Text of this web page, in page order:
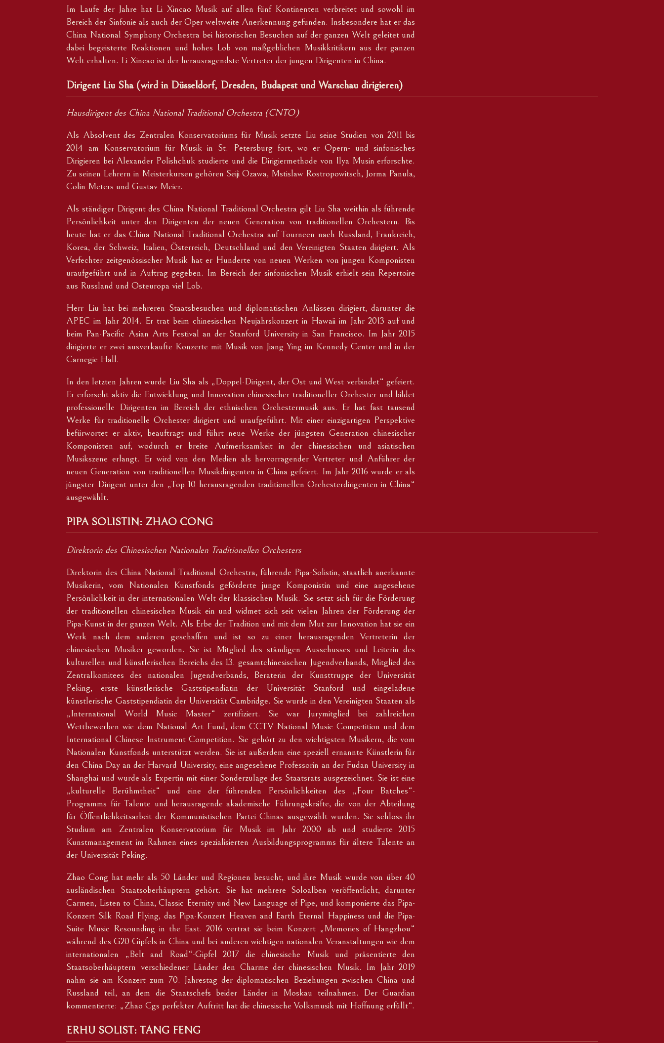
Im Laufe der Jahre hat Li Xincao Musik auf allen fünf Kontinenten verbreitet und sowohl im
Bereich der Sinfonie als auch der Oper weltweite Anerkennung gefunden. Insbesondere hat er das
China National Symphony Orchestra bei historischen Besuchen auf der ganzen Welt geleitet und
dabei begeisterte Reaktionen und hohes Lob von maßgeblichen Musikkritikern aus der ganzen
Welt erhalten. Li Xincao ist der herausragendste Vertreter der jungen Dirigenten in China.
Dirigent Liu Sha (wird in Düsseldorf, Dresden, Budapest und Warschau dirigieren)
Hausdirigent des China National Traditional Orchestra (CNTO)
Als Absolvent des Zentralen Konservatoriums für Musik setzte Liu seine Studien von 2011 bis
2014 am Konservatorium für Musik in St. Petersburg fort, wo er Opern- und sinfonisches
Dirigieren bei Alexander Polishchuk studierte und die Dirigiermethode von Ilya Musin erforschte.
Zu seinen Lehrern in Meisterkursen gehören Seiji Ozawa, Mstislaw Rostropowitsch, Jorma Panula,
Colin Meters und Gustav Meier.
Als ständiger Dirigent des China National Traditional Orchestra gilt Liu Sha weithin als führende
Persönlichkeit unter den Dirigenten der neuen Generation von traditionellen Orchestern. Bis
heute hat er das China National Traditional Orchestra auf Tourneen nach Russland, Frankreich,
Korea, der Schweiz, Italien, Österreich, Deutschland und den Vereinigten Staaten dirigiert. Als
Verfechter zeitgenössischer Musik hat er Hunderte von neuen Werken von jungen Komponisten
uraufgeführt und in Auftrag gegeben. Im Bereich der sinfonischen Musik erhielt sein Repertoire
aus Russland und Osteuropa viel Lob.
Herr Liu hat bei mehreren Staatsbesuchen und diplomatischen Anlässen dirigiert, darunter die
APEC im Jahr 2014. Er trat beim chinesischen Neujahrskonzert in Hawaii im Jahr 2013 auf und
beim Pan-Pacific Asian Arts Festival an der Stanford University in San Francisco. Im Jahr 2015
dirigierte er zwei ausverkaufte Konzerte mit Musik von Jiang Ying im Kennedy Center und in der
Carnegie Hall.
In den letzten Jahren wurde Liu Sha als „Doppel-Dirigent, der Ost und West verbindet“ gefeiert.
Er erforscht aktiv die Entwicklung und Innovation chinesischer traditioneller Orchester und bildet
professionelle Dirigenten im Bereich der ethnischen Orchestermusik aus. Er hat fast tausend
Werke für traditionelle Orchester dirigiert und uraufgeführt. Mit einer einzigartigen Perspektive
befürwortet er aktiv, beauftragt und führt neue Werke der jüngsten Generation chinesischer
Komponisten auf, wodurch er breite Aufmerksamkeit in der chinesischen und asiatischen
Musikszene erlangt. Er wird von den Medien als hervorragender Vertreter und Anführer der
neuen Generation von traditionellen Musikdirigenten in China gefeiert. Im Jahr 2016 wurde er als
jüngster Dirigent unter den „Top 10 herausragenden traditionellen Orchesterdirigenten in China“
ausgewählt.
PIPA SOLISTIN: ZHAO CONG
Direktorin des Chinesischen Nationalen Traditionellen Orchesters
Direktorin des China National Traditional Orchestra, führende Pipa-Solistin, staatlich anerkannte
Musikerin, vom Nationalen Kunstfonds geförderte junge Komponistin und eine angesehene
Persönlichkeit in der internationalen Welt der klassischen Musik. Sie setzt sich für die Förderung
der traditionellen chinesischen Musik ein und widmet sich seit vielen Jahren der Förderung der
Pipa-Kunst in der ganzen Welt. Als Erbe der Tradition und mit dem Mut zur Innovation hat sie ein
Werk nach dem anderen geschaffen und ist so zu einer herausragenden Vertreterin der
chinesischen Musiker geworden. Sie ist Mitglied des ständigen Ausschusses und Leiterin des
kulturellen und künstlerischen Bereichs des 13. gesamtchinesischen Jugendverbands, Mitglied des
Zentralkomitees des nationalen Jugendverbands, Beraterin der Kunsttruppe der Universität
Peking, erste künstlerische Gaststipendiatin der Universität Stanford und eingeladene
künstlerische Gaststipendiatin der Universität Cambridge. Sie wurde in den Vereinigten Staaten als
„International World Music Master“ zertifiziert. Sie war Jurymitglied bei zahlreichen
Wettbewerben wie dem National Art Fund, dem CCTV National Music Competition und dem
International Chinese Instrument Competition. Sie gehört zu den wichtigsten Musikern, die vom
Nationalen Kunstfonds unterstützt werden. Sie ist außerdem eine speziell ernannte Künstlerin für
den China Day an der Harvard University, eine angesehene Professorin an der Fudan University in
Shanghai und wurde als Expertin mit einer Sonderzulage des Staatsrats ausgezeichnet. Sie ist eine
„kulturelle Berühmtheit“ und eine der führenden Persönlichkeiten des „Four Batches“-
Programms für Talente und herausragende akademische Führungskräfte, die von der Abteilung
für Öffentlichkeitsarbeit der Kommunistischen Partei Chinas ausgewählt wurden. Sie schloss ihr
Studium am Zentralen Konservatorium für Musik im Jahr 2000 ab und studierte 2015
Kunstmanagement im Rahmen eines spezialisierten Ausbildungsprogramms für ältere Talente an
der Universität Peking.
Zhao Cong hat mehr als 50 Länder und Regionen besucht, und ihre Musik wurde von über 40
ausländischen Staatsoberhäuptern gehört. Sie hat mehrere Soloalben veröffentlicht, darunter
Carmen, Listen to China, Classic Eternity und New Language of Pipe, und komponierte das Pipa-
Konzert Silk Road Flying, das Pipa-Konzert Heaven and Earth Eternal Happiness und die Pipa-
Suite Music Resounding in the East. 2016 vertrat sie beim Konzert „Memories of Hangzhou“
während des G20-Gipfels in China und bei anderen wichtigen nationalen Veranstaltungen wie dem
internationalen „Belt and Road“-Gipfel 2017 die chinesische Musik und präsentierte den
Staatsoberhäuptern verschiedener Länder den Charme der chinesischen Musik. Im Jahr 2019
nahm sie am Konzert zum 70. Jahrestag der diplomatischen Beziehungen zwischen China und
Russland teil, an dem die Staatschefs beider Länder in Moskau teilnahmen. Der Guardian
kommentierte: „Zhao Cgs perfekter Auftritt hat die chinesische Volksmusik mit Hoffnung erfüllt“.
ERHU SOLIST: TANG FENG